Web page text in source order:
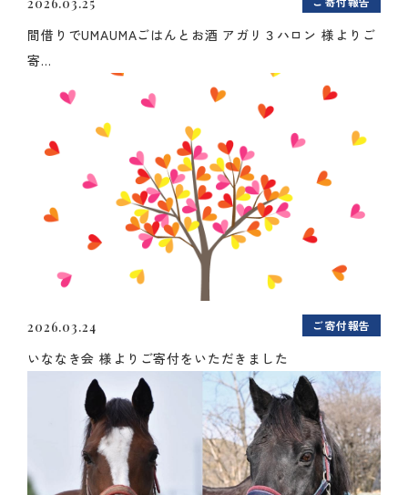
間借りでUMAUMAごはんとお酒 アガリ３ハロン 様よりご
寄...
2026.03.24 ご寄付報告
いななき会 様よりご寄付をいただきました